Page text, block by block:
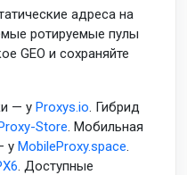
адреса на
ротируемые пулы
GEO и сохраняйте
— у Proxys.io. Гибрид
Store. Мобильная
у MobileProxy.space.
. Доступные